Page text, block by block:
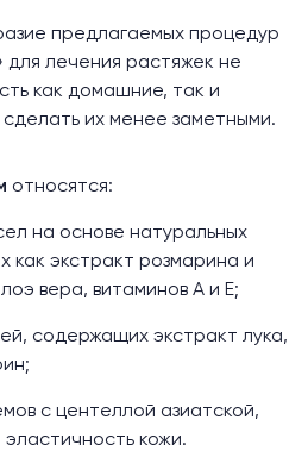
предлагаемых процедур
для лечения растяжек не
как домашние, так и
их менее заметными.
относятся:
на основе натуральных
как экстракт розмарина и
вера, витаминов А и Е;
содержащих экстракт лука,
с центеллой азиатской,
кожи.